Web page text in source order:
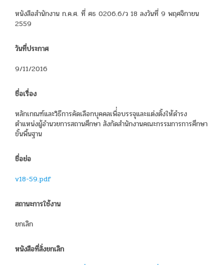
หนังสือสำนักงาน ก.ค.ศ. ที่ ศธ 0206.6/ว 18 ลงวันที่ 9 พฤศจิกายน
2559
วันที่ประกาศ
9/11/2016
ชื่อเรื่อง
หลักเกณฑ์และวิธีการคัดเลือกบุคคลเพื่่อบรรจุและแต่งตั้งให้ดำรง
ตำแหน่งผู้อำนวยการสถานศึกษา สังกัดสำนักงานคณะกรรมการการศึกษา
ขั้นพื้นฐาน
ชื่อย่อ
v18-59.pdf
สถานะการใช้งาน
ยกเลิก
หนังสือที่สั่งยกเลิก